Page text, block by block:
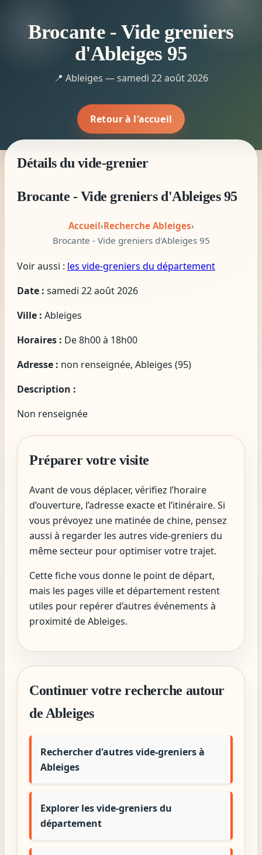
Brocante - Vide greniers
d'Ableiges 95
📍 Ableiges — samedi 22 août 2026
Retour à l'accueil
Détails du vide-grenier
Brocante - Vide greniers d'Ableiges 95
Accueil›Recherche Ableiges›
Brocante - Vide greniers d'Ableiges 95
Voir aussi : les vide-greniers du département
Date : samedi 22 août 2026
Ville : Ableiges
Horaires : De 8h00 à 18h00
Adresse : non renseignée, Ableiges (95)
Description :
Non renseignée
Préparer votre visite
Avant de vous déplacer, vérifiez l’horaire
d’ouverture, l’adresse exacte et l’itinéraire. Si
vous prévoyez une matinée de chine, pensez
aussi à regarder les autres vide-greniers du
même secteur pour optimiser votre trajet.
Cette fiche vous donne le point de départ,
mais les pages ville et département restent
utiles pour repérer d’autres événements à
proximité de Ableiges.
Continuer votre recherche autour
de Ableiges
Rechercher d'autres vide-greniers à
Ableiges
Explorer les vide-greniers du
département